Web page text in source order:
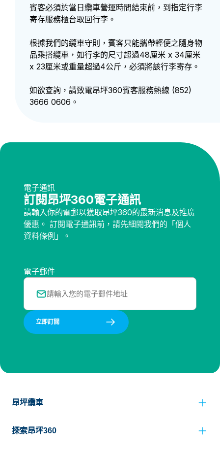
賓客必須於當日纜車營運時間結束前，到指定行李
寄存服務櫃台取回行李。
根據我們的纜車守則，賓客只能攜帶輕便之隨身物
品乘搭纜車，如行李的尺寸超過48厘米 x 34厘米
x 23厘米或重量超過4公斤，必須將該行李寄存。
如欲查詢，請致電昂坪360賓客服務熱線 (852)
3666 0606。
電子通訊
訂閱昂坪360電子通訊
請輸入你的電郵以獲取昂坪360的最新消息及推廣
優惠。 訂閱電子通訊前，請先細閱我們的「個人
資料條例」。
電子郵件
立即訂閲
昂坪纜車
探索昂坪360